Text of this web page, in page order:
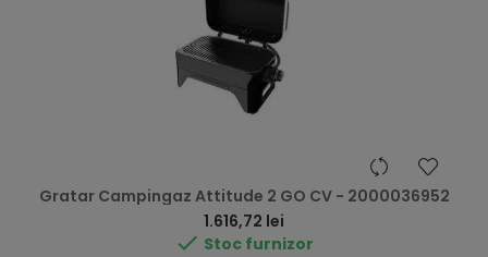
Gratar Campingaz Attitude 2 GO CV - 2000036952
1.616,72 lei
 Stoc furnizor